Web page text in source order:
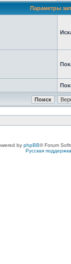
Параметры
by phpBB® Forum
Русская